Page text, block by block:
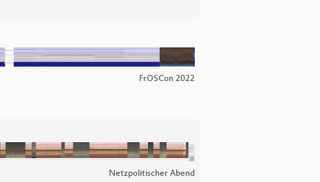
FrOSCon 2022
Netzpolitischer Abend